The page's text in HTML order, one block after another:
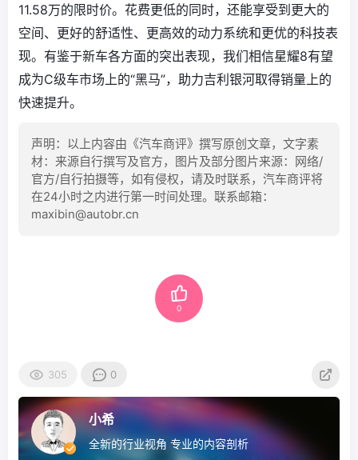
11.58万的限时价。花费更低的同时，还能享受到更大的
空间、更好的舒适性、更高效的动力系统和更优的科技表
现。有鉴于新车各方面的突出表现，我们相信星耀8有望
成为C级车市场上的“黑马”，助力吉利银河取得销量上的
快速提升。
声明：以上内容由《汽车商评》撰写原创文章，文字素
材：来源自行撰写及官方，图片及部分图片来源：网络/
官方/自行拍摄等，如有侵权，请及时联系，汽车商评将
在24小时之内进行第一时间处理。联系邮箱：
maxibin@autobr.cn
0
305 0
小希
全新的行业视角 专业的内容剖析